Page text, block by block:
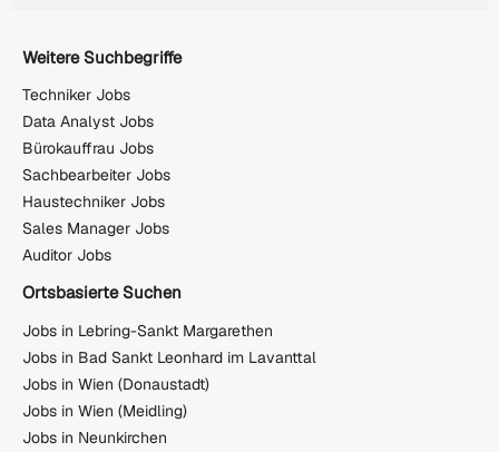
Weitere Suchbegriffe
Techniker Jobs
Data Analyst Jobs
Bürokauffrau Jobs
Sachbearbeiter Jobs
Haustechniker Jobs
Sales Manager Jobs
Auditor Jobs
Ortsbasierte Suchen
Jobs in Lebring-Sankt Margarethen
Jobs in Bad Sankt Leonhard im Lavanttal
Jobs in Wien (Donaustadt)
Jobs in Wien (Meidling)
Jobs in Neunkirchen